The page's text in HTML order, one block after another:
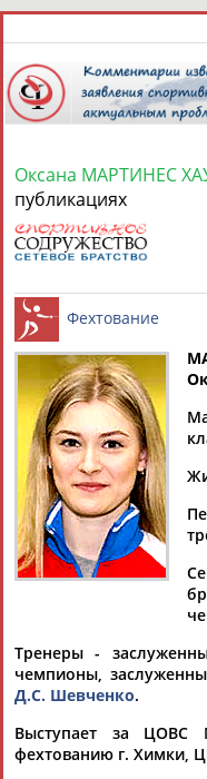
8
СПОРТСМЕНЫ,
Найдено: 1
Оксана
МАРТИНЕС
ХАУРЕГИ
Ваш запрос:
Оксана МАРТИНЕС
публикациях
Тренеры -
чемпионы,
Д.С. Шевченко.
Выступает за ЦОВС
фехтованию г. Химки,